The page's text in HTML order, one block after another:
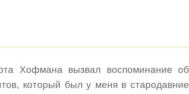
Хофмана вызвал воспоминание об
который был у меня в стародавние